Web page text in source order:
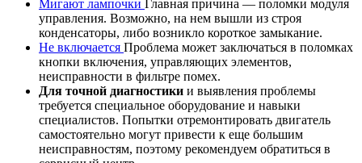
Мигают лампочки
Главная причина — поломки модуля
управления. Возможно, на нем вышли из строя
конденсаторы, либо возникло короткое замыкание.
Не включается Проблема может заключаться в поломках
кнопки включения, управляющих элементов,
неисправности в фильтре помех.
Для точной диагностики и выявления проблемы
требуется специальное оборудование и навыки
специалистов. Попытки отремонтировать двигатель
самостоятельно могут привести к еще большим
неисправностям, поэтому рекомендуем обратиться в